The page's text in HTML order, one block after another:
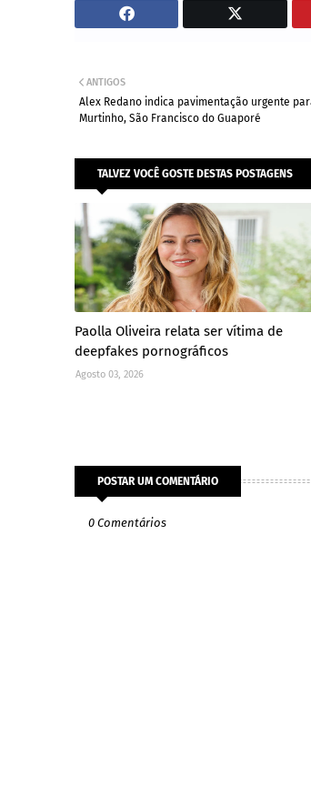
ANTIGOS
Alex Redano indica pavimentação urgente
Murtinho, São Francisco do Guaporé
TALVEZ VOCÊ GOSTE DESTAS POSTAGENS
Paolla Oliveira relata ser vítima de
deepfakes pornográficos
Agosto 03, 2026
POSTAR UM COMENTÁRIO
0 Comentários